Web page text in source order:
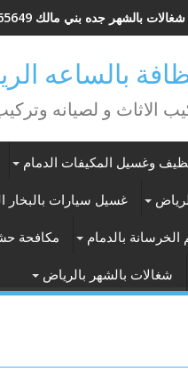
شغالات بالشهر جده بني مالك 0577265649
الرياض 0579418735-
الاثاث و لصيانه
وغسيل المكيفات الدمام
غسيل سيارات بالبخار
بالدمام مكافحة
شغالات بالشهر بالرياض